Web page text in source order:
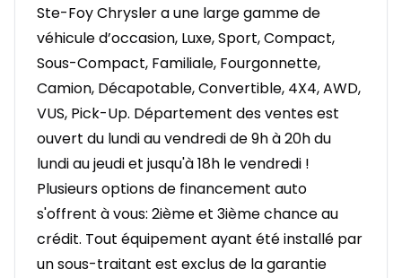
Ste-Foy Chrysler a une large gamme de
véhicule d’occasion, Luxe, Sport, Compact,
Sous-Compact, Familiale, Fourgonnette,
Camion, Décapotable, Convertible, 4X4, AWD,
VUS, Pick-Up. Département des ventes est
ouvert du lundi au vendredi de 9h à 20h du
lundi au jeudi et jusqu'à 18h le vendredi !
Plusieurs options de financement auto
s'offrent à vous: 2ième et 3ième chance au
crédit. Tout équipement ayant été installé par
un sous-traitant est exclus de la garantie